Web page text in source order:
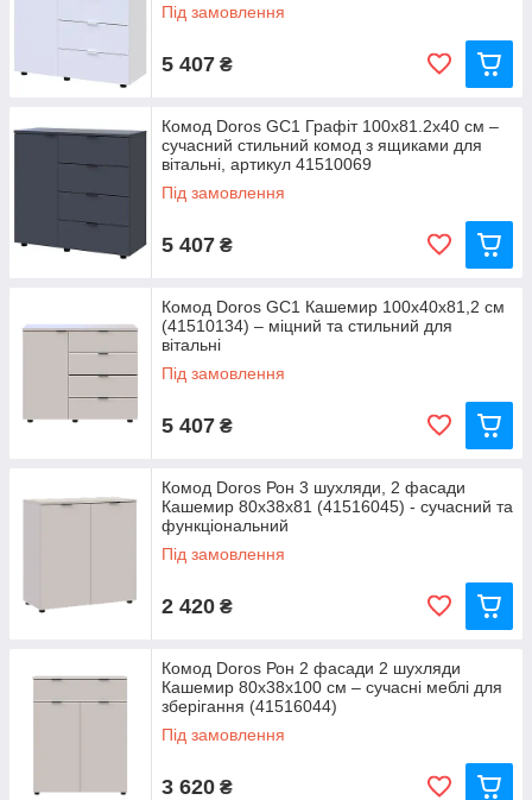
Під замовлення
5 407 ₴
Комод Doros GС1 Графіт 100х81.2х40 см –
сучасний стильний комод з ящиками для
вітальні, артикул 41510069
Під замовлення
5 407 ₴
Комод Doros GС1 Кашемир 100х40х81,2 см
(41510134) – міцний та стильний для
вітальні
Під замовлення
5 407 ₴
Комод Doros Рон 3 шухляди, 2 фасади
Кашемир 80х38х81 (41516045) - сучасний та
функціональний
Під замовлення
2 420 ₴
Комод Doros Рон 2 фасади 2 шухляди
Кашемир 80х38х100 см – сучасні меблі для
зберігання (41516044)
Під замовлення
3 620 ₴